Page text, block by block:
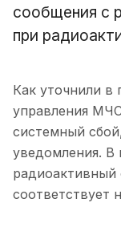
сообщения с
при
Как уточнили в
управления
системный
уведомления. В
радиоактивный
соответствует